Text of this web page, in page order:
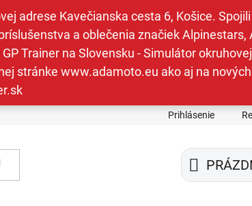
adrese Kavečianska cesta 6, Košice.
a oblečenia značiek Alpinestars,
Trainer na Slovensku - Simulátor
stránke www.adamoto.eu ako aj na
Prihlásenie
NÁKUPNÝ